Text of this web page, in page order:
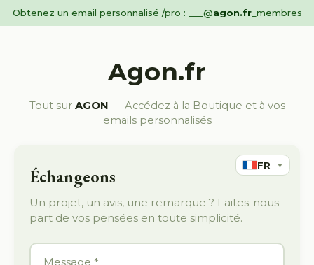
Obtenez un email personnalisé /pro : ___@agon.fr_membres
Agon.fr
Tout sur AGON — Accédez à la Boutique et à vos
emails personnalisés
FR ▼
Échangeons
Un projet, un avis, une remarque ? Faites-nous
part de vos pensées en toute simplicité.